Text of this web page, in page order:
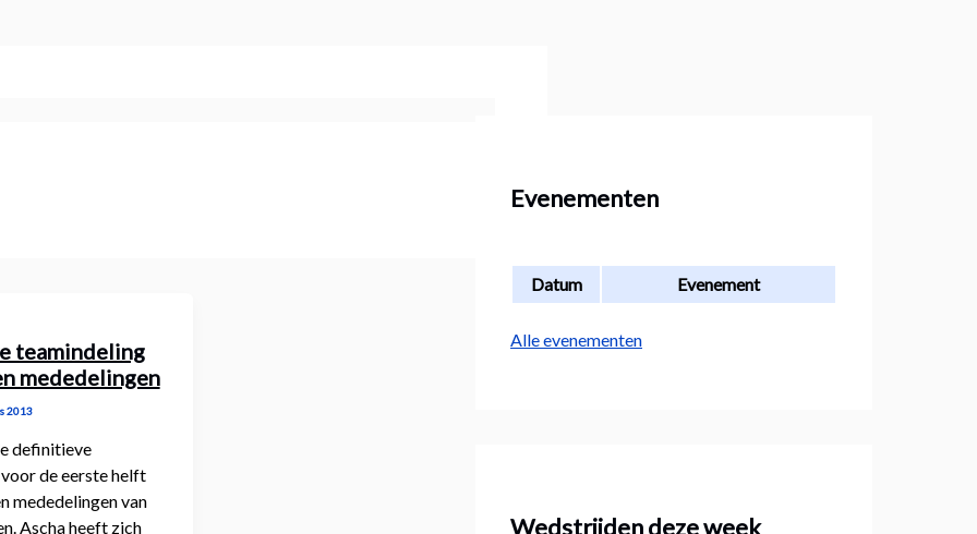
teamindeling
mededelingen
2013
definitieve
de eerste helft
mededelingen van
Ascha heeft zich
Evenementen
Datum Evenement
Alle evenementen
Wedstrijden deze week